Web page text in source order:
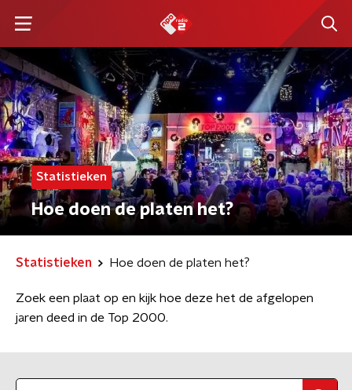
Statistieken
Hoe doen de platen het?
Statistieken Hoe doen de platen het?
Zoek een plaat op en kijk hoe deze het de afgelopen
jaren deed in de Top 2000.